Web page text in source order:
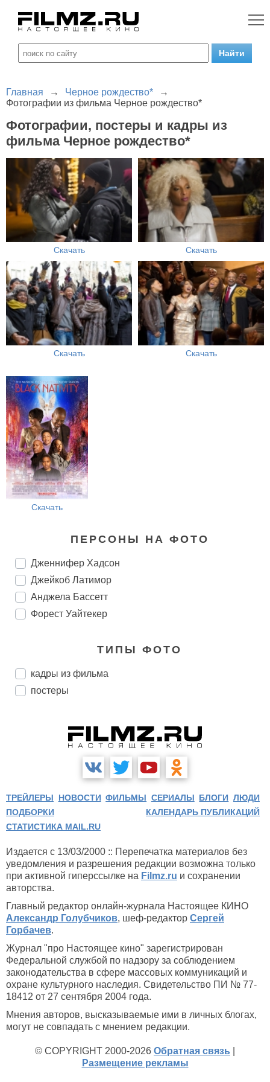
Главная → Черное рождество*
→
Фотографии из фильма Черное рождество*
Фотографии, постеры и кадры из
фильма Черное рождество*
Скачать Скачать
Скачать Скачать
Скачать
ПЕРСОНЫ НА ФОТО
Дженнифер Хадсон
Джейкоб Латимор
Анджела Бассетт
Форест Уайтекер
ТИПЫ ФОТО
кадры из фильма
постеры
ТРЕЙЛЕРЫ НОВОСТИ ФИЛЬМЫ СЕРИАЛЫ БЛОГИ ЛЮДИ
ПОДБОРКИ
КАЛЕНДАРЬ ПУБЛИКАЦИЙ
СТАТИСТИКА MAIL.RU
Издается с 13/03/2000 :: Перепечатка материалов без
уведомления и разрешения редакции возможна только
при активной гиперссылке на Filmz.ru и сохранении
авторства.
Главный редактор онлайн-журнала Настоящее КИНО
Александр Голубчиков, шеф-редактор Сергей
Горбачев.
Журнал "про Настоящее кино" зарегистрирован
Федеральной службой по надзору за соблюдением
законодательства в сфере массовых коммуникаций и
охране культурного наследия. Свидетельство ПИ № 77-
18412 от 27 сентября 2004 года.
Мнения авторов, высказываемые ими в личных блогах,
могут не совпадать с мнением редакции.
© COPYRIGHT 2000-2026 Обратная связь
Размещение рекламы